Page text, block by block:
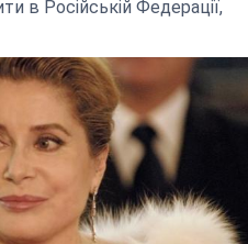
в Російській Федерації,